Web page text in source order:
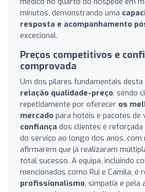
minutos, demonstrando uma
resposta e acompanhamento
excecional.
Preços competitivos e
comprovada
Um dos pilares fundamentais desta
relação qualidade-preço, sendo
repetidamente por oferecer os
mercado para hotéis e pacotes de
confiança dos clientes é reforçada
do serviço ao longo dos anos, com
afirmarem que já realizaram
total sucesso. A equipa, incluindo
mencionados como Rui e Camila, é
profissionalismo, simpatia e pela